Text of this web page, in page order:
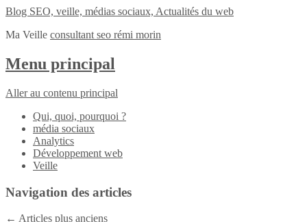
Blog SEO, veille, médias sociaux, Actualités du web
Ma Veille consultant seo rémi morin
Menu principal
Aller au contenu principal
Qui, quoi, pourquoi ?
média sociaux
Analytics
Développement web
Veille
Navigation des articles
← Articles plus anciens